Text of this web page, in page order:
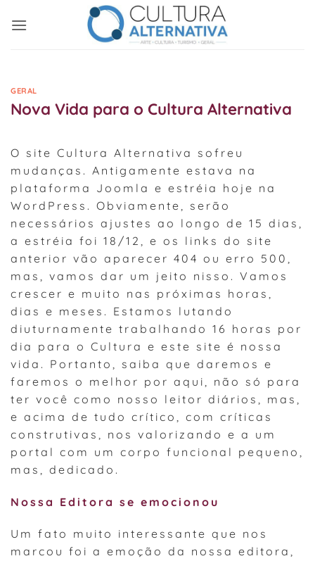
GERAL
Nova Vida para o Cultura Alternativa
O site Cultura Alternativa sofreu
mudanças. Antigamente estava na
plataforma Joomla e estréia hoje na
WordPress. Obviamente, serão
necessários ajustes ao longo de 15 dias,
a estréia foi 18/12, e os links do site
anterior vão aparecer 404 ou erro 500,
mas, vamos dar um jeito nisso. Vamos
crescer e muito nas próximas horas,
dias e meses. Estamos lutando
diuturnamente trabalhando 16 horas por
dia para o Cultura e este site é nossa
vida. Portanto, saiba que daremos e
faremos o melhor por aqui, não só para
ter você como nosso leitor diários, mas,
e acima de tudo crítico, com críticas
construtivas, nos valorizando e a um
portal com um corpo funcional pequeno,
mas, dedicado.
Nossa Editora se emocionou
Um fato muito interessante que nos
marcou foi a emoção da nossa editora,